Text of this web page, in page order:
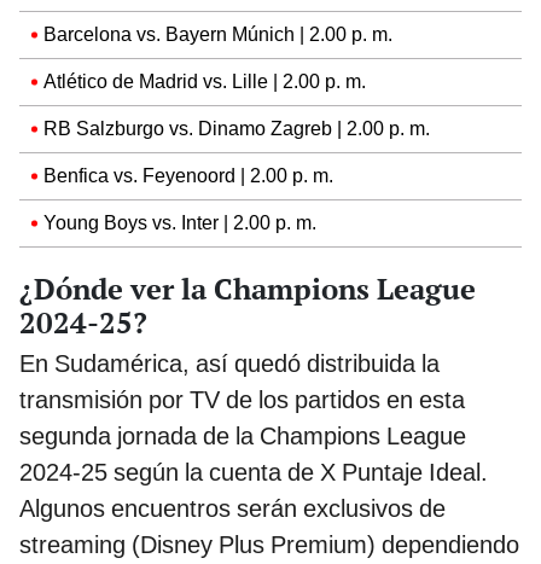
Barcelona vs. Bayern Múnich | 2.00 p. m.
Atlético de Madrid vs. Lille | 2.00 p. m.
RB Salzburgo vs. Dinamo Zagreb | 2.00 p. m.
Benfica vs. Feyenoord | 2.00 p. m.
Young Boys vs. Inter | 2.00 p. m.
¿Dónde ver la Champions League
2024-25?
En Sudamérica, así quedó distribuida la
transmisión por TV de los partidos en esta
segunda jornada de la Champions League
2024-25 según la cuenta de X Puntaje Ideal.
Algunos encuentros serán exclusivos de
streaming (Disney Plus Premium) dependiendo